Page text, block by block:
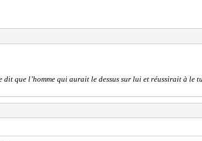
que l’homme qui aurait le dessus sur lui et réussirait à le